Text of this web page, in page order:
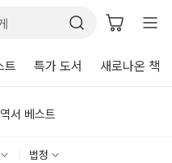
트 특가 도서 새로나온 책
서 베스트
법정